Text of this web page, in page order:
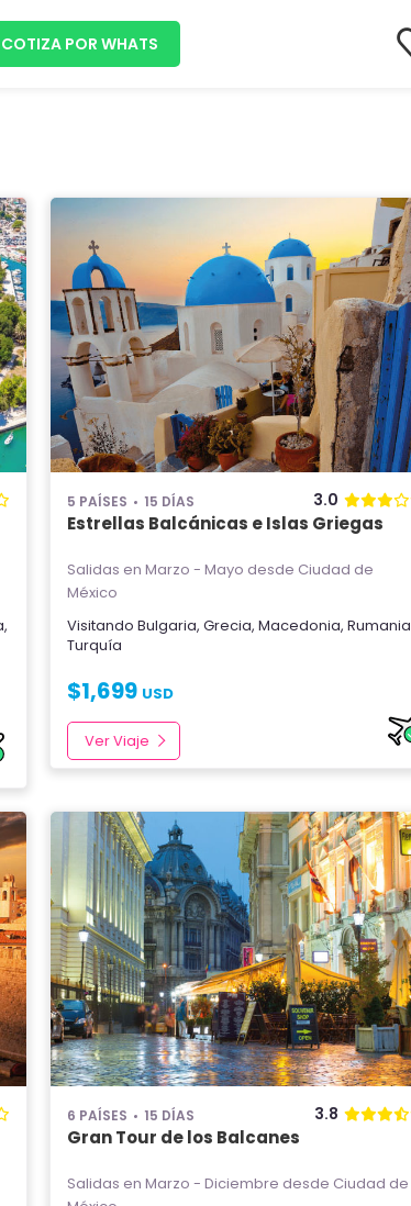
COTIZA POR WHATS
,
5 PAÍSES 15 DÍAS 3.0
Estrellas Balcánicas e Islas Griegas
Salidas en Marzo - Mayo desde Ciudad de
México
VisitandoBulgaria,Grecia,Macedonia,Rumania
Turquía
$1,699 USD
Ver Viaje
6 PAÍSES 15 DÍAS 3.8
Gran Tour de los Balcanes
Salidas en Marzo - Diciembre desde Ciudad de